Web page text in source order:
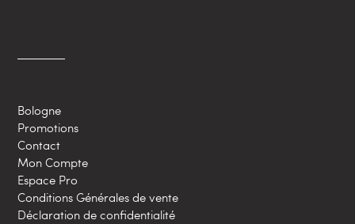
Bologne
Promotions
Contact
Mon Compte
Espace Pro
Conditions Générales de vente
Déclaration de confidentialité